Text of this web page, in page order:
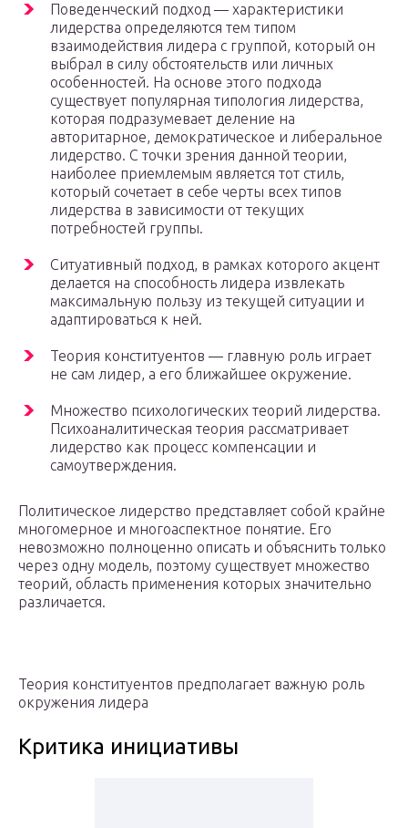
Поведенческий подход — характеристики
лидерства определяются тем типом
взаимодействия лидера с группой, который он
выбрал в силу обстоятельств или личных
особенностей. На основе этого подхода
существует популярная типология лидерства,
которая подразумевает деление на
авторитарное, демократическое и либеральное
лидерство. С точки зрения данной теории,
наиболее приемлемым является тот стиль,
который сочетает в себе черты всех типов
лидерства в зависимости от текущих
потребностей группы.
Ситуативный подход, в рамках которого акцент
делается на способность лидера извлекать
максимальную пользу из текущей ситуации и
адаптироваться к ней.
Теория конституентов — главную роль играет
не сам лидер, а его ближайшее окружение.
Множество психологических теорий лидерства.
Психоаналитическая теория рассматривает
лидерство как процесс компенсации и
самоутверждения.
Политическое лидерство представляет собой крайне
многомерное и многоаспектное понятие. Его
невозможно полноценно описать и объяснить только
через одну модель, поэтому существует множество
теорий, область применения которых значительно
различается.
Теория конституентов предполагает важную роль
окружения лидера
Критика инициативы